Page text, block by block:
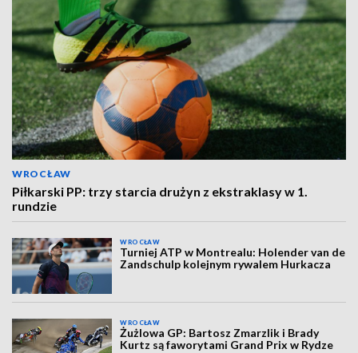
WROCŁAW
Piłkarski PP: trzy starcia drużyn z ekstraklasy w 1.
rundzie
WROCŁAW
Turniej ATP w Montrealu: Holender van de
Zandschulp kolejnym rywalem Hurkacza
WROCŁAW
Żużlowa GP: Bartosz Zmarzlik i Brady
Kurtz są faworytami Grand Prix w Rydze